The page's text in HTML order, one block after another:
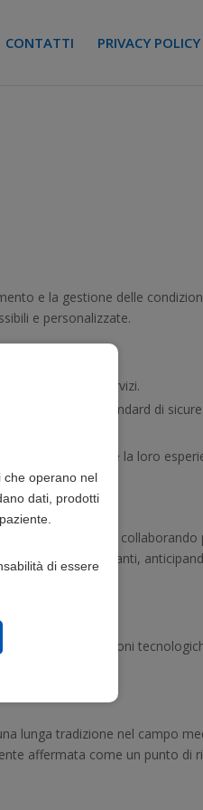
che operano nel
dati, prodotti
di essere
CONTATTI PRIVACY POLICY
e la gestione delle
e personalizzate.
prodotti e servizi.
i più alti standard di
per migliorare la loro
loro esigenze e collaborando
un passo avanti,
delle soluzioni
lunga tradizione nel campo
affermata come un punto di